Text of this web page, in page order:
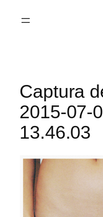
Captura
2015-07-
13.46.03